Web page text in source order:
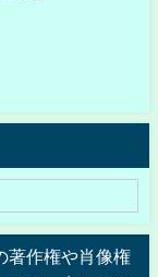
著作権や肖像権